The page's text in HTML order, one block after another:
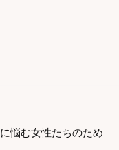
悩む女性たちのため